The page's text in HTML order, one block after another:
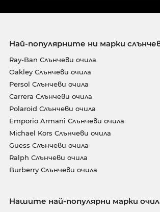
Най-популярните ни марки
Ray-Ban Слънчеви очила
Oakley Слънчеви очила
Persol Слънчеви очила
Carrera Слънчеви очила
Polaroid Слънчеви очила
Emporio Armani Слънчеви очила
Michael Kors Слънчеви очила
Guess Слънчеви очила
Ralph Слънчеви очила
Burberry Слънчеви очила
Нашите най-популярни марки